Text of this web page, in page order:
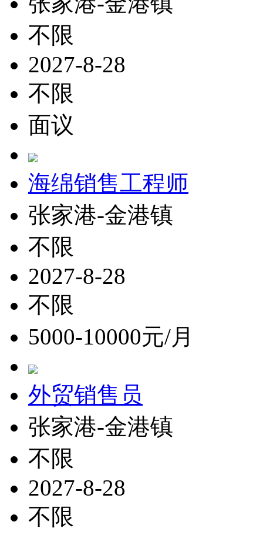
不限
2027-8-28
不限
面议
海绵销售工程师
张家港-金港镇
不限
2027-8-28
不限
5000-10000元/月
外贸销售员
张家港-金港镇
不限
2027-8-28
不限